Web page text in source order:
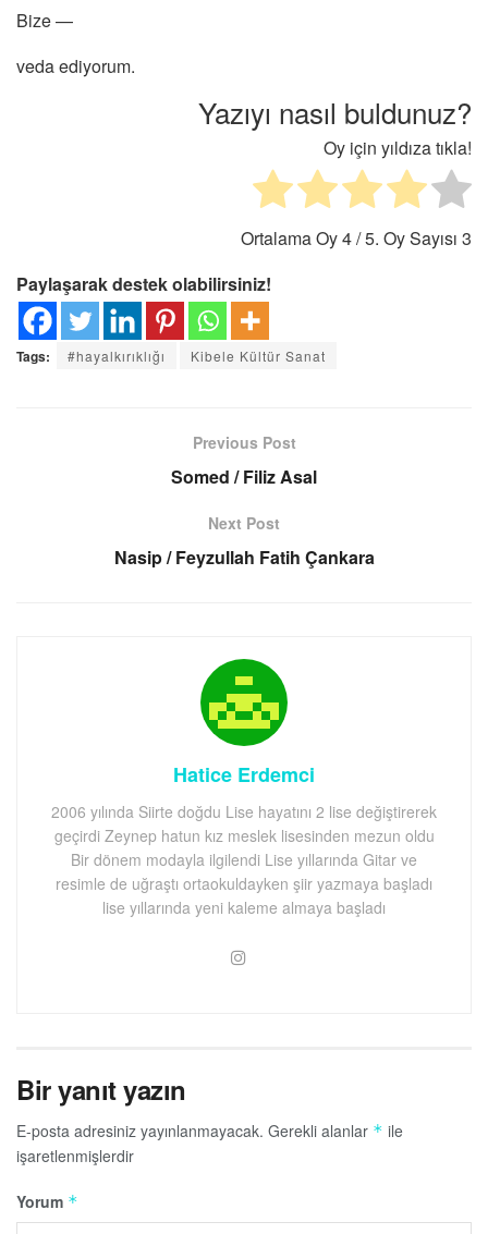
Bize —
veda ediyorum.
Yazıyı nasıl buldunuz?
Oy için yıldıza tıkla!
Ortalama Oy4/ 5. Oy Sayısı 3
Paylaşarak destek olabilirsiniz!
Tags: #hayalkırıklığı Kibele Kültür Sanat
Previous Post
Somed / Filiz Asal
Next Post
Nasip / Feyzullah Fatih Çankara
Hatice Erdemci
2006 yılında Siirte doğdu Lise hayatını 2 lise değiştirerek
geçirdi Zeynep hatun kız meslek lisesinden mezun oldu
Bir dönem modayla ilgilendi Lise yıllarında Gitar ve
resimle de uğraştı ortaokuldayken şiir yazmaya başladı
lise yıllarında yeni kaleme almaya başladı
Bir yanıt yazın
E-posta adresiniz yayınlanmayacak. Gerekli alanlar * ile
işaretlenmişlerdir
Yorum *